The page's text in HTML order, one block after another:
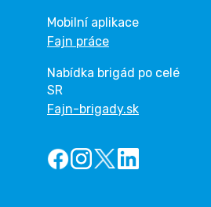
Mobilní aplikace
Fajn práce
Nabídka brigád po celé
SR
Fajn-brigady.sk